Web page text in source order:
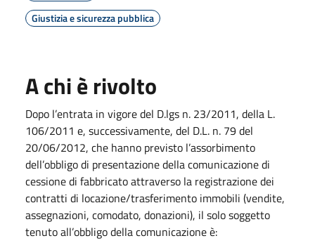
Giustizia e sicurezza pubblica
A chi è rivolto
Dopo l’entrata in vigore del D.lgs n. 23/2011, della L.
106/2011 e, successivamente, del D.L. n. 79 del
20/06/2012, che hanno previsto l’assorbimento
dell’obbligo di presentazione della comunicazione di
cessione di fabbricato attraverso la registrazione dei
contratti di locazione/trasferimento immobili (vendite,
assegnazioni, comodato, donazioni), il solo soggetto
tenuto all’obbligo della comunicazione è: